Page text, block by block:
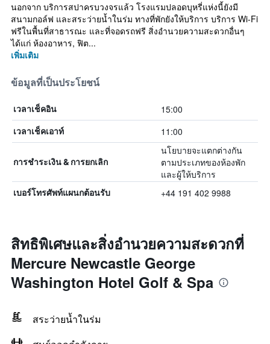
นอกจาก บริการสปาครบวงจรแล้ว โรงแรมปลอดบุหรี่แห่งนี้ยังมี
สนามกอล์ฟ และสระว่ายน้ำในร่ม ทางที่พักยังให้บริการ บริการ Wi-Fi
ฟรีในพื้นที่สาธารณะ และที่จอดรถฟรี สิ่งอำนวยความสะดวกอื่นๆ
ได้แก่ ห้องอาหาร, ฟิต...
เพิ่มเติม
ข้อมูลที่เป็นประโยชน์
เวลาเช็คอิน 15:00
เวลาเช็คเอาท์ 11:00
การชำระเงิน & การยกเลิก
นโยบายจะแตกต่างกัน
ตามประเภทของห้องพัก
และผู้ให้บริการ
เบอร์โทรศัพท์แผนกต้อนรับ +44 191 402 9988
สิทธิพิเศษและสิ่งอำนวยความสะดวกที่
Mercure Newcastle George
Washington Hotel Golf & Spa
สระว่ายน้ำในร่ม